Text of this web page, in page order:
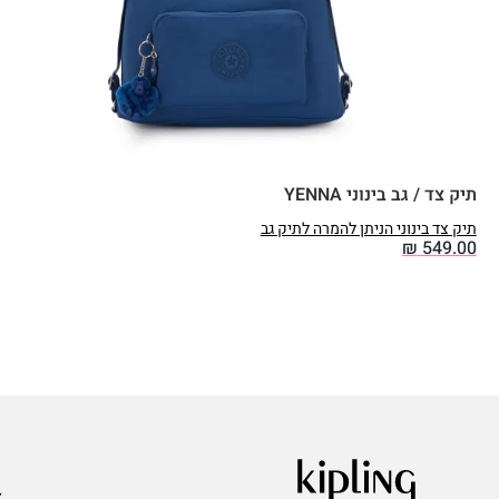
תיק צד / גב בינוני YENNA
תיק צד בינוני הניתן להמרה לתיק גב
₪549.00